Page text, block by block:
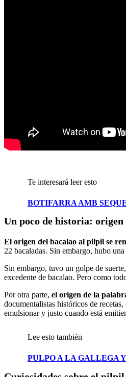
Te interesará leer esto
BOTIFARRA AMB
Un poco de historia:
El origen del bacalao al pilpil se
22 bacaladas. Sin embargo, hubo
Sin embargo, tuvo un golpe de
excedente de bacalao. Pero como
Por otra parte, el origen de la
documentalistas históricos de
emulsionar y justo cuando está
Lee esto también
PULPO A LA GALLEGA